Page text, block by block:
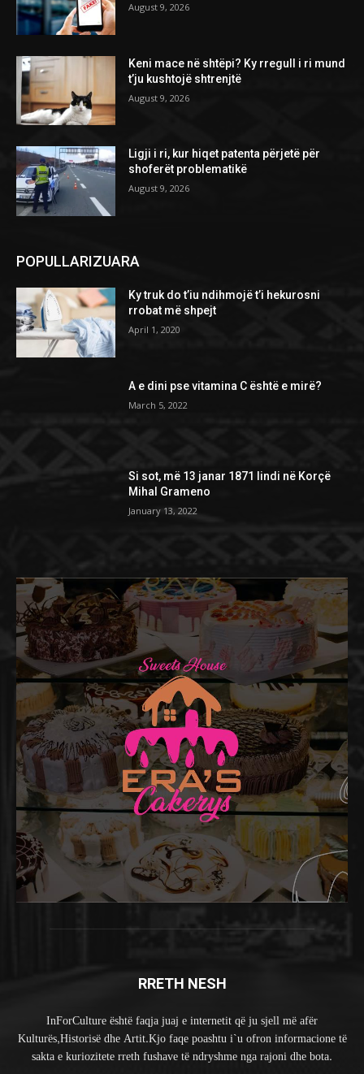
August 9, 2026
Keni mace në shtëpi? Ky rregull i ri mund
t’ju kushtojë shtrenjtë
August 9, 2026
Ligji i ri, kur hiqet patenta përjetë për
shoferët problematikë
August 9, 2026
POPULLARIZUARA
Ky truk do t’iu ndihmojë t’i hekurosni
rrobat më shpejt
April 1, 2020
A e dini pse vitamina C është e mirë?
March 5, 2022
Si sot, më 13 janar 1871 lindi në Korçë
Mihal Grameno
January 13, 2022
RRETH NESH
InForCulture është faqja juaj e internetit që ju sjell më afër
Kulturës,Historisë dhe Artit.Kjo faqe poashtu i`u ofron informacione të
sakta e kuriozitete rreth fushave të ndryshme nga rajoni dhe bota.